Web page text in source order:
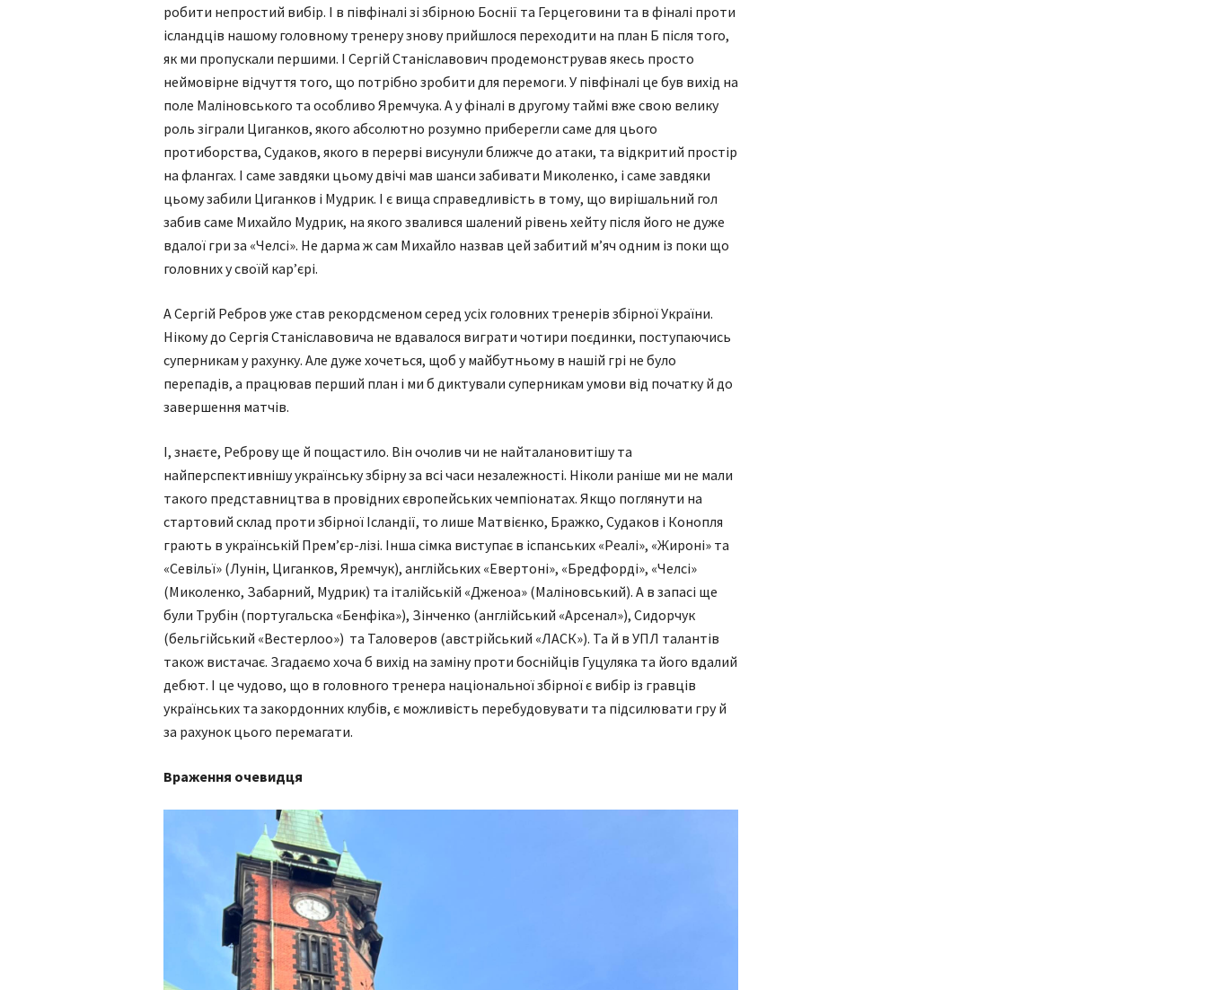
робити непростий вибір. І в півфіналі зі збірною Боснії та Герцеговини та в фіналі проти
ісландців нашому головному тренеру знову прийшлося переходити на план Б після того,
як ми пропускали першими. І Сергій Станіславович продемонстрував якесь просто
неймовірне відчуття того, що потрібно зробити для перемоги. У півфіналі це був вихід на
поле Маліновського та особливо Яремчука. А у фіналі в другому таймі вже свою велику
роль зіграли Циганков, якого абсолютно розумно приберегли саме для цього
протиборства, Судаков, якого в перерві висунули ближче до атаки, та відкритий простір
на флангах. І саме завдяки цьому двічі мав шанси забивати Миколенко, і саме завдяки
цьому забили Циганков і Мудрик. І є вища справедливість в тому, що вирішальний гол
забив саме Михайло Мудрик, на якого звалився шалений рівень хейту після його не дуже
вдалої гри за «Челсі». Не дарма ж сам Михайло назвав цей забитий м’яч одним із поки що
головних у своїй кар’єрі.
А Сергій Ребров уже став рекордсменом серед усіх головних тренерів збірної України.
Нікому до Сергія Станіславовича не вдавалося виграти чотири поєдинки, поступаючись
суперникам у рахунку. Але дуже хочеться, щоб у майбутньому в нашій грі не було
перепадів, а працював перший план і ми б диктували суперникам умови від початку й до
завершення матчів.
І, знаєте, Реброву ще й пощастило. Він очолив чи не найталановитішу та
найперспективнішу українську збірну за всі часи незалежності. Ніколи раніше ми не мали
такого представництва в провідних європейських чемпіонатах. Якщо поглянути на
стартовий склад проти збірної Ісландії, то лише Матвієнко, Бражко, Судаков і Конопля
грають в українській Прем’єр-лізі. Інша сімка виступає в іспанських «Реалі», «Жироні» та
«Севільї» (Лунін, Циганков, Яремчук), англійських «Евертоні», «Бредфорді», «Челсі»
(Миколенко, Забарний, Мудрик) та італійській «Дженоа» (Маліновський). А в запасі ще
були Трубін (португальска «Бенфіка»), Зінченко (англійський «Арсенал»), Сидорчук
(бельгійський «Вестерлоо») та Таловеров (австрійський «ЛАСК»). Та й в УПЛ талантів
також вистачає. Згадаємо хоча б вихід на заміну проти боснійців Гуцуляка та його вдалий
дебют. І це чудово, що в головного тренера національної збірної є вибір із гравців
українських та закордонних клубів, є можливість перебудовувати та підсилювати гру й
за рахунок цього перемагати.
Враження очевидця